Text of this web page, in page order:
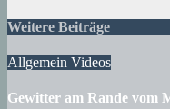
Weitere Beiträge
Allgemein Videos
Gewitter am Rande vom